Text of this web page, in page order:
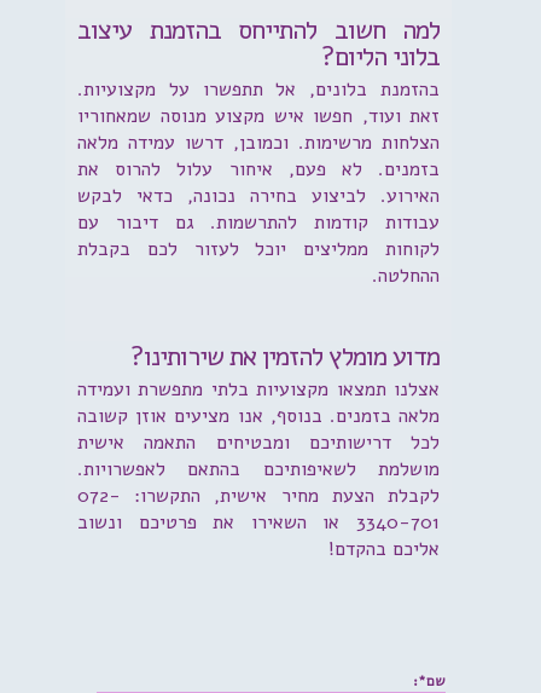
למה חשוב להתייחס בהזמנת עיצוב
בלוני הליום?
בהזמנת בלונים, אל תתפשרו על מקצועיות.
זאת ועוד, חפשו איש מקצוע מנוסה שמאחוריו
הצלחות מרשימות. וכמובן, דרשו עמידה מלאה
בזמנים. לא פעם, איחור עלול להרוס את
האירוע. לביצוע בחירה נכונה, כדאי לבקש
עבודות קודמות להתרשמות. גם דיבור עם
לקוחות ממליצים יוכל לעזור לכם בקבלת
ההחלטה.
מדוע מומלץ להזמין את שירותינו?
אצלנו תמצאו מקצועיות בלתי מתפשרת ועמידה
מלאה בזמנים. בנוסף, אנו מציעים אוזן קשובה
לכל דרישותיכם ומבטיחים התאמה אישית
מושלמת לשאיפותיכם בהתאם לאפשרויות.
לקבלת הצעת מחיר אישית, התקשרו: 072-
3340-701 או השאירו את פרטיכם ונשוב
אליכם בהקדם!
שם*: